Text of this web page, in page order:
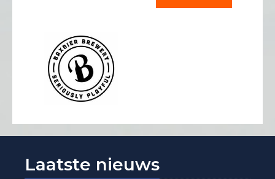
Laatste nieuws